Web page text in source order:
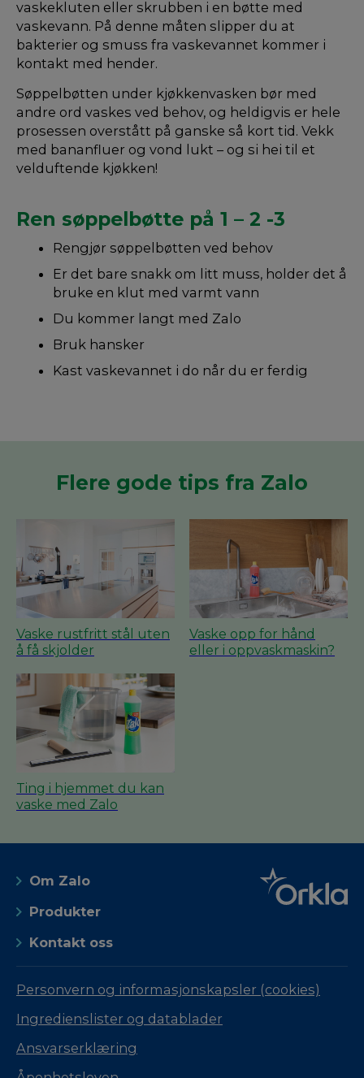
vaskekluten eller skrubben i en bøtte med
vaskevann. På denne måten slipper du at
bakterier og smuss fra vaskevannet kommer i
kontakt med hender.
Søppelbøtten under kjøkkenvasken bør med
andre ord vaskes ved behov, og heldigvis er hele
prosessen overstått på ganske så kort tid. Vekk
med bananfluer og vond lukt – og si hei til et
velduftende kjøkken!
Ren søppelbøtte på 1 – 2 -3
Rengjør søppelbøtten ved behov
Er det bare snakk om litt muss, holder det å
bruke en klut med varmt vann
Du kommer langt med Zalo
Bruk hansker
Kast vaskevannet i do når du er ferdig
Flere gode tips fra Zalo
Vaske rustfritt stål uten
å få skjolder
Vaske opp for hånd
eller i oppvaskmaskin?
Ting i hjemmet du kan
vaske med Zalo
Om Zalo
Produkter
Kontakt oss
Personvern og informasjonskapsler (cookies)
Ingredienslister og datablader
Ansvarserklæring